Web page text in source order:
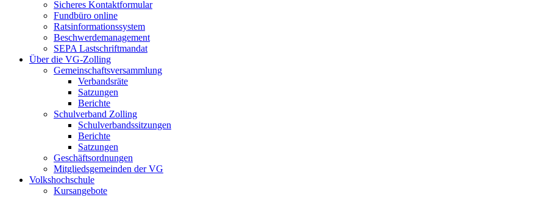
Sicheres Kontaktformular
Fundbüro online
Ratsinformationssystem
Beschwerdemanagement
SEPA Lastschriftmandat
Über die VG-Zolling
Gemeinschaftsversammlung
Verbandsräte
Satzungen
Berichte
Schulverband Zolling
Schulverbandssitzungen
Berichte
Satzungen
Geschäftsordnungen
Mitgliedsgemeinden der VG
Volkshochschule
Kursangebote